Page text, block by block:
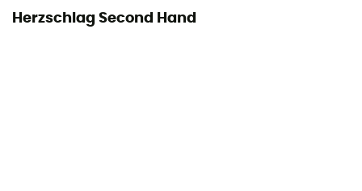
Herzschlag Second Hand